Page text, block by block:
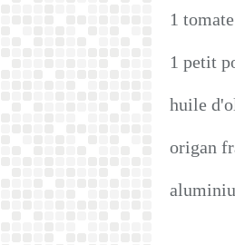
1
1 petit
huile
origan